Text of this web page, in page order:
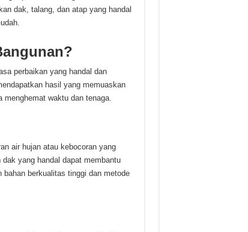
dak, talang, dan atap yang handal
perbaikan yang handal dan
hasil yang memuaskan
menghemat waktu dan tenaga.
air hujan atau kebocoran yang
yang handal dapat membantu
berkualitas tinggi dan metode